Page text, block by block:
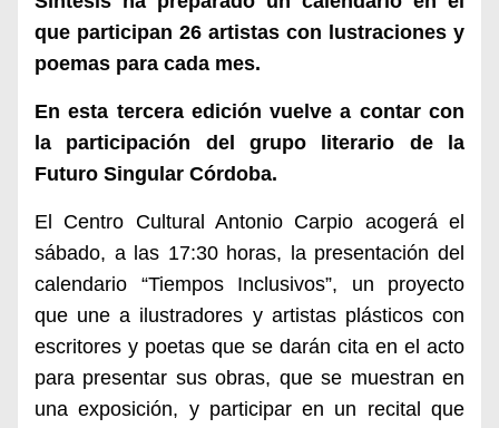
que participan 26 artistas con
lustraciones y
poemas para cada mes.
En esta tercera edición vuelve a contar con
la participación del grupo literario de la
Futuro Singular Córdoba.
El Centro Cultural Antonio Carpio acogerá el
sábado, a las 17:30 horas, la presentación del
calendario “Tiempos Inclusivos”, un proyecto
que une a ilustradores y artistas plásticos con
escritores y poetas que se darán cita en el acto
para presentar sus obras, quese muestran en
unaexposición, y participar en un recital que